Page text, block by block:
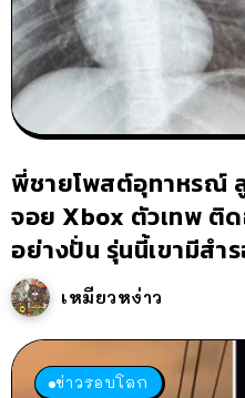
พี่ชายโพสต์อุทาหรณ์
จอย Xbox ตัวเทพ ติ
อย่างปั่น รุ่นนี้เขามีสำ
เหมียวหง่าว
ข่าวรอบโลก